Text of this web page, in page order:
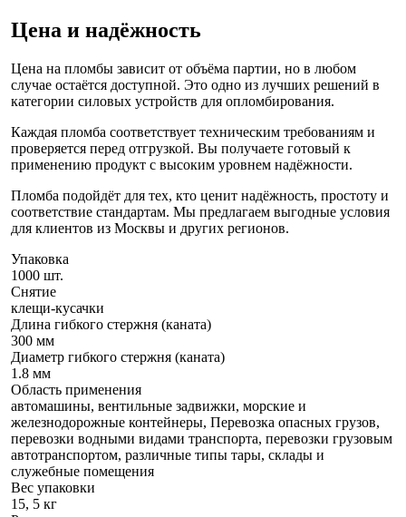
Цена и надёжность
Цена на пломбы зависит от объёма партии, но в любом
случае остаётся доступной. Это одно из лучших решений в
категории силовых устройств для опломбирования.
Каждая пломба соответствует техническим требованиям и
проверяется перед отгрузкой. Вы получаете готовый к
применению продукт с высоким уровнем надёжности.
Пломба подойдёт для тех, кто ценит надёжность, простоту и
соответствие стандартам. Мы предлагаем выгодные условия
для клиентов из Москвы и других регионов.
Упаковка
1000 шт.
Снятие
клещи-кусачки
Длина гибкого стержня (каната)
300 мм
Диаметр гибкого стержня (каната)
1.8 мм
Область применения
автомашины, вентильные задвижки, морские и
железнодорожные контейнеры, Перевозка опасных грузов,
перевозки водными видами транспорта, перевозки грузовым
автотранспортом, различные типы тары, склады и
служебные помещения
Вес упаковки
15, 5 кг